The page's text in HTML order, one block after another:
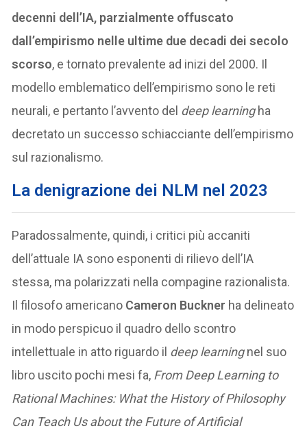
decenni dell’IA, parzialmente offuscato
dall’empirismo nelle ultime due decadi dei secolo
scorso, e tornato prevalente ad inizi del 2000. Il
modello emblematico dell’empirismo sono le reti
neurali, e pertanto l’avvento del deep learningha
decretato un successo schiacciante dell’empirismo
sul razionalismo.
La denigrazione dei NLM nel 2023
Paradossalmente, quindi, i critici più accaniti
dell’attuale IA sono esponenti di rilievo dell’IA
stessa, ma polarizzati nella compagine razionalista.
Il filosofo americano Cameron Buckner ha delineato
in modo perspicuo il quadro dello scontro
intellettuale in atto riguardo il deep learningnel suo
libro uscito pochi mesi fa, From Deep Learning to
Rational Machines: What the History of Philosophy
Can Teach Us about the Future of Artificial